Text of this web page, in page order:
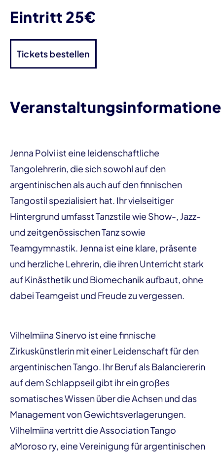
Eintritt 25€
Tickets bestellen
Jenna Polvi ist eine leidenschaftliche
Tangolehrerin, die sich sowohl auf den
argentinischen als auch auf den finnischen
Tangostil spezialisiert hat. Ihr vielseitiger
Hintergrund umfasst Tanzstile wie Show-, Jazz-
und zeitgenössischen Tanz sowie
Teamgymnastik. Jenna ist eine klare, präsente
und herzliche Lehrerin, die ihren Unterricht stark
auf Kinästhetik und Biomechanik aufbaut, ohne
dabei Teamgeist und Freude zu vergessen.
Vilhelmiina Sinervo ist eine finnische
Zirkuskünstlerin mit einer Leidenschaft für den
argentinischen Tango. Ihr Beruf als Balanciererin
auf dem Schlappseil gibt ihr ein großes
somatisches Wissen über die Achsen und das
Management von Gewichtsverlagerungen.
Vilhelmiina vertritt die Association Tango
aMoroso ry, eine Vereinigung für argentinischen